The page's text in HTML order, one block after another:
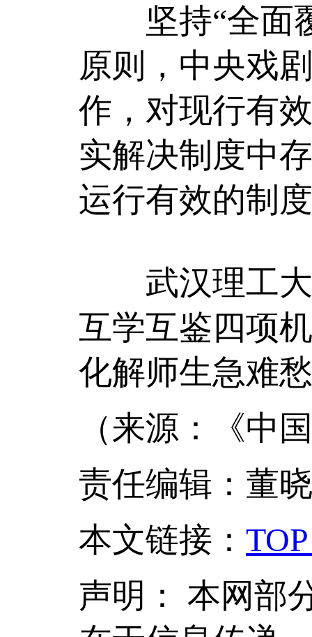
坚持“全面覆
原则，中央戏
作，对现行有
实解决制度中
运行有效的制
武汉理工大
互学互鉴四项
化解师生急难
（来源：《中
责任编辑：董
本文链接 ：
声明： 本网部